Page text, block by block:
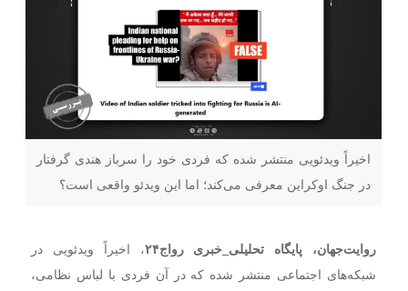
اخیراً ویدئویی منتشر شده که فردی خود را سرباز هندی گرفتار
در جنگ اوکراین معرفی می‌کند؛ اما این ویدئو واقعی است؟
روایت‌جهان، پایگاه تحلیلی خبری رواج۲۴، اخیراً ویدئویی در
شبکه‌های اجتماعی منتشر شده که در آن فردی با لباس نظامی،